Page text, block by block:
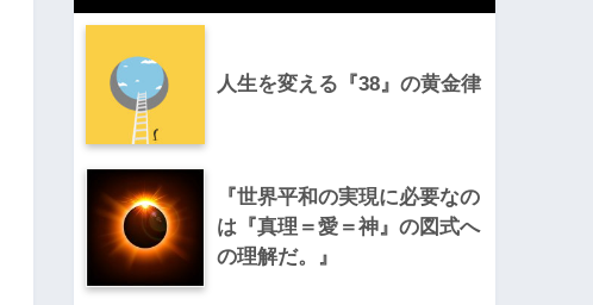
人生を変える『38』の黄金律
『世界平和の実現に必要なの
は『真理＝愛＝神』の図式へ
の理解だ。』